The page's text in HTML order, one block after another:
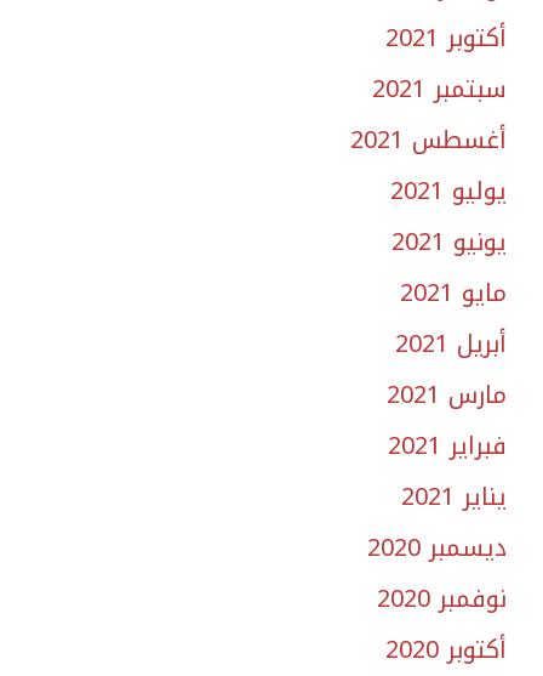
أكتوبر 2021
سبتمبر 2021
أغسطس 2021
يوليو 2021
يونيو 2021
مايو 2021
أبريل 2021
مارس 2021
فبراير 2021
يناير 2021
ديسمبر 2020
نوفمبر 2020
أكتوبر 2020